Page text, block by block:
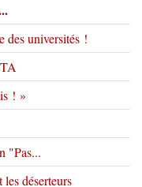
des universités !
! »
"Pas...
déserteurs